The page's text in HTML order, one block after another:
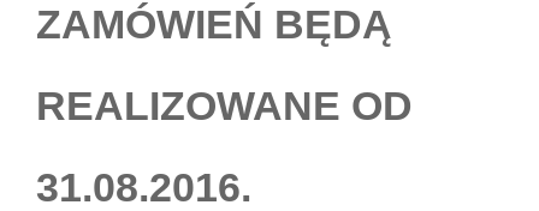
ZAMÓWIEŃ BĘDĄ
REALIZOWANE OD
31.08.2016.